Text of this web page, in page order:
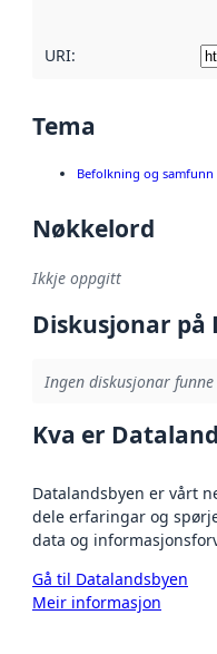
URI:
Tema
Befolkning og samfunn
Nøkkelord
Ikkje oppgitt
Diskusjonar på
Ingen diskusjonar funne
Kva er
Datalandsbyen er vårt
dele erfaringar og
data og
Gå til Datalandsbyen
Meir informasjon